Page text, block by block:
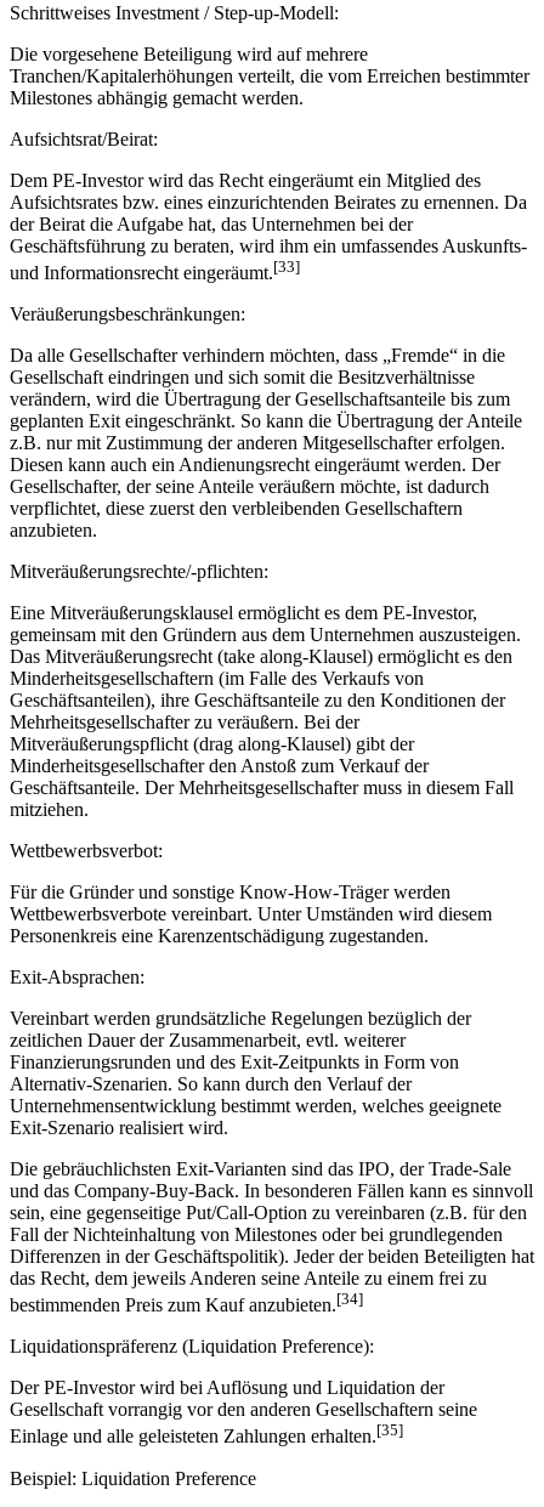
Schrittweises Investment / Step-up-Modell:
Die vorgesehene Beteiligung wird auf mehrere
Tranchen/Kapitalerhöhungen verteilt, die vom Erreichen bestimmter
Milestones abhängig gemacht werden.
Aufsichtsrat/Beirat:
Dem PE-Investor wird das Recht eingeräumt ein Mitglied des
Aufsichtsrates bzw. eines einzurichtenden Beirates zu ernennen. Da
der Beirat die Aufgabe hat, das Unternehmen bei der
Geschäftsführung zu beraten, wird ihm ein umfassendes Auskunfts-
und Informationsrecht eingeräumt.[33]
Veräußerungsbeschränkungen:
Da alle Gesellschafter verhindern möchten, dass „Fremde“ in die
Gesellschaft eindringen und sich somit die Besitzverhältnisse
verändern, wird die Übertragung der Gesellschaftsanteile bis zum
geplanten Exit eingeschränkt. So kann die Übertragung der Anteile
z.B. nur mit Zustimmung der anderen Mitgesellschafter erfolgen.
Diesen kann auch ein Andienungsrecht eingeräumt werden. Der
Gesellschafter, der seine Anteile veräußern möchte, ist dadurch
verpflichtet, diese zuerst den verbleibenden Gesellschaftern
anzubieten.
Mitveräußerungsrechte/-pflichten:
Eine Mitveräußerungsklausel ermöglicht es dem PE-Investor,
gemeinsam mit den Gründern aus dem Unternehmen auszusteigen.
Das Mitveräußerungsrecht (take along-Klausel) ermöglicht es den
Minderheitsgesellschaftern (im Falle des Verkaufs von
Geschäftsanteilen), ihre Geschäftsanteile zu den Konditionen der
Mehrheitsgesellschafter zu veräußern. Bei der
Mitveräußerungspflicht (drag along-Klausel) gibt der
Minderheitsgesellschafter den Anstoß zum Verkauf der
Geschäftsanteile. Der Mehrheitsgesellschafter muss in diesem Fall
mitziehen.
Wettbewerbsverbot:
Für die Gründer und sonstige Know-How-Träger werden
Wettbewerbsverbote vereinbart. Unter Umständen wird diesem
Personenkreis eine Karenzentschädigung zugestanden.
Exit-Absprachen:
Vereinbart werden grundsätzliche Regelungen bezüglich der
zeitlichen Dauer der Zusammenarbeit, evtl. weiterer
Finanzierungsrunden und des Exit-Zeitpunkts in Form von
Alternativ-Szenarien. So kann durch den Verlauf der
Unternehmensentwicklung bestimmt werden, welches geeignete
Exit-Szenario realisiert wird.
Die gebräuchlichsten Exit-Varianten sind das IPO, der Trade-Sale
und das Company-Buy-Back. In besonderen Fällen kann es sinnvoll
sein, eine gegenseitige Put/Call-Option zu vereinbaren (z.B. für den
Fall der Nichteinhaltung von Milestones oder bei grundlegenden
Differenzen in der Geschäftspolitik). Jeder der beiden Beteiligten hat
das Recht, dem jeweils Anderen seine Anteile zu einem frei zu
bestimmenden Preis zum Kauf anzubieten.[34]
Liquidationspräferenz (Liquidation Preference):
Der PE-Investor wird bei Auflösung und Liquidation der
Gesellschaft vorrangig vor den anderen Gesellschaftern seine
Einlage und alle geleisteten Zahlungen erhalten.[35]
Beispiel: Liquidation Preference